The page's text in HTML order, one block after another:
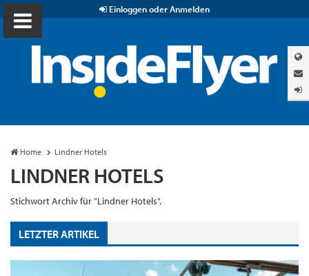
Einloggen oder Anmelden
Home Lindner Hotels
LINDNER HOTELS
Stichwort Archiv für "Lindner Hotels".
LETZTER ARTIKEL